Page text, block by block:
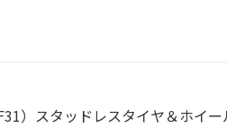
）スタッドレスタイヤ＆ホイー